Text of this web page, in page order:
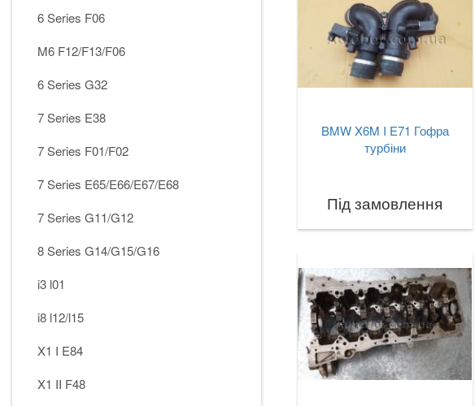
6 Series F06
M6 F12/F13/F06
6 Series G32
7 Series E38
7 Series F01/F02
7 Series E65/E66/E67/E68
7 Series G11/G12
8 Series G14/G15/G16
i3 l01
i8 l12/l15
X1 I E84
X1 II F48
BMW X6M I E71 Гофра
турбіни
Під замовлення